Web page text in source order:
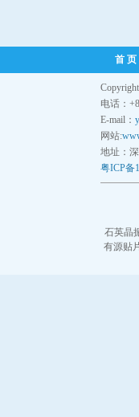
首 页
电话：
E-mail：
网站:
地址：
粤ICP备
石英晶
有源贴